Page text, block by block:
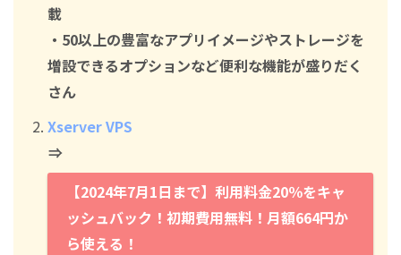
載
・50以上の豊富なアプリイメージやストレージを
増設できるオプションなど便利な機能が盛りだく
さん
Xserver VPS
⇒
【2024年7月1日まで】利用料金20％をキャ
ッシュバック！初期費用無料！月額664円か
ら使える！